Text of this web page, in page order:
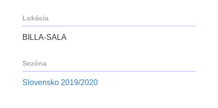
Lokácia
BILLA-SALA
Sezóna
Slovensko 2019/2020